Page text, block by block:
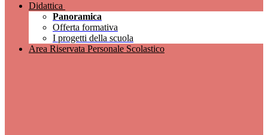
Didattica
Panoramica
Offerta formativa
I progetti della scuola
Area Riservata Personale Scolastico